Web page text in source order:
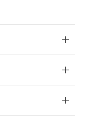
法人を
明書
する
ル類４
は出
ら備考